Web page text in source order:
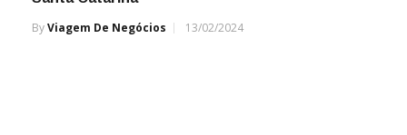
ByViagem De Negócios 13/02/2024